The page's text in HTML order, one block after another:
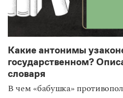
Какие антонимы
государственном?
словаря
В чем «бабушка»